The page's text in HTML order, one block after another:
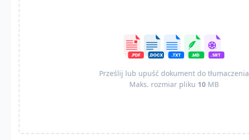
Prześlij lub upuść dokument do tłumaczenia
Maks. rozmiar pliku 10 MB